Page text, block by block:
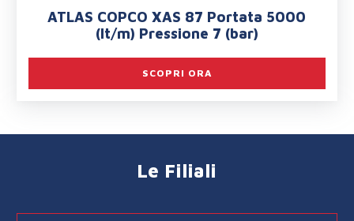
ATLAS COPCO XAS 87 Portata 5000
(lt/m) Pressione 7 (bar)
SCOPRI ORA
Le Filiali